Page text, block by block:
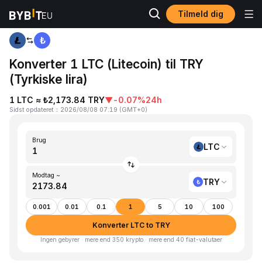
Tilmeld dig
Hjem LTC to TRY
Konverter 1 LTC (Litecoin) til TRY
(Tyrkiske lira)
1 LTC ≈ ₺2,173.84 TRY▼-0.07%24h
Sidst opdateret ： 2026/08/08 07:19 (GMT+0)
Brug
LTC
Modtag ~
TRY
0.001 0.01 0.1 1 5 10 100
Konverter LTC to TRY
Ingen gebyrer · mere end 350 krypto · mere end 40 fiat-valutaer